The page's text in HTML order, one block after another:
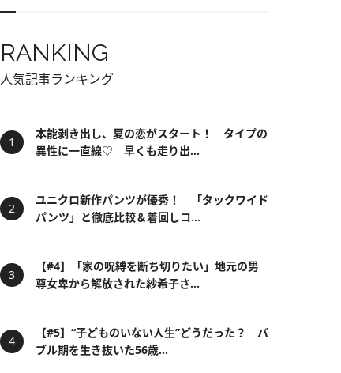
RANKING
人気記事ランキング
本能剥き出し、夏の恋がスタート！ タイプの
異性に一直線♡ 早くも走り出...
ユニクロ新作パンツが優秀！ 「タックワイド
パンツ」と徹底比較＆着回しコ...
【#4】「家の呪縛を断ち切りたい」地元の男
尊女卑から解放された紗希子さ...
【#5】“子どものいない人生”どうだった？ バ
ブル期を生き抜いた56歳...